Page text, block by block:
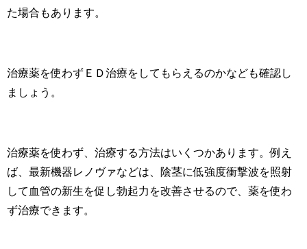
た場合もあります。
治療薬を使わずＥＤ治療をしてもらえるのかなども確認し
ましょう。
治療薬を使わず、治療する方法はいくつかあります。例え
ば、最新機器レノヴァなどは、陰茎に低強度衝撃波を照射
して血管の新生を促し勃起力を改善させるので、薬を使わ
ず治療できます。